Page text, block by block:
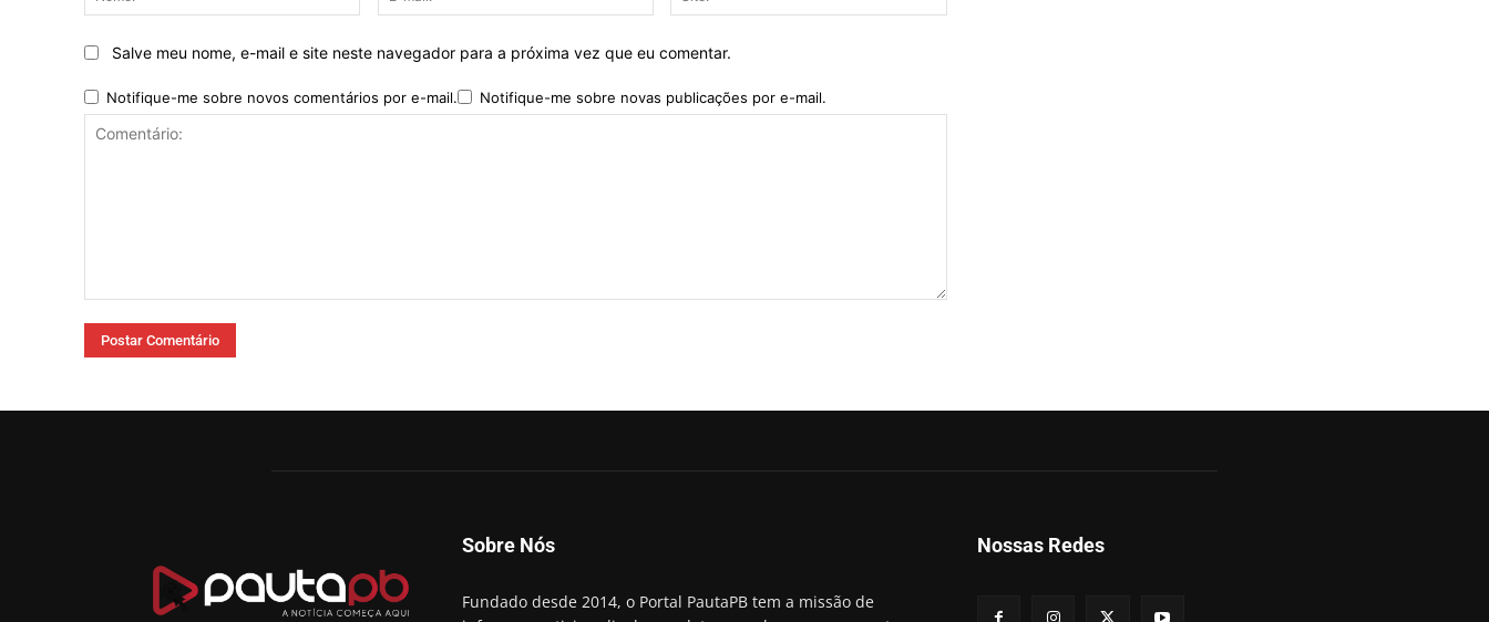
mail:*
Salve meu nome, e-mail e site neste navegador para a próxima vez que eu comentar.
Notifique-me sobre novos comentários por e-mail. Notifique-me sobre novas publicações por e-mail.
Sobre Nós
Fundado desde 2014, o Portal PautaPB tem a missão de
Nossas Redes